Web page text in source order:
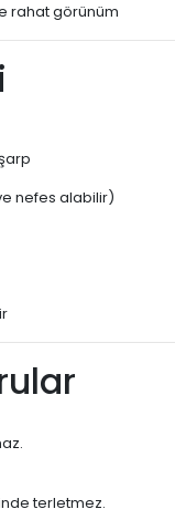
rahat görünüm
nefes alabilir)
terletmez.